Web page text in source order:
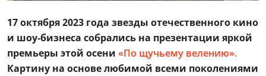
17 октября 2023 года звезды отечеcтвенного кино
и шоу-бизнеса собрались на презентации яркой
премьеры этой осени «По щучьему велению».
Картину на основе любимой всеми поколениями